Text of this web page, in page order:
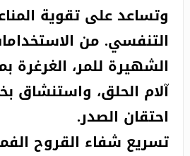
وتساعد على تقوية
التنفسي. من
الشهيرة للمر، الغرغرة
آلام الحلق، واستنشاق
احتقان الصدر.
تسريع شفاء القروح